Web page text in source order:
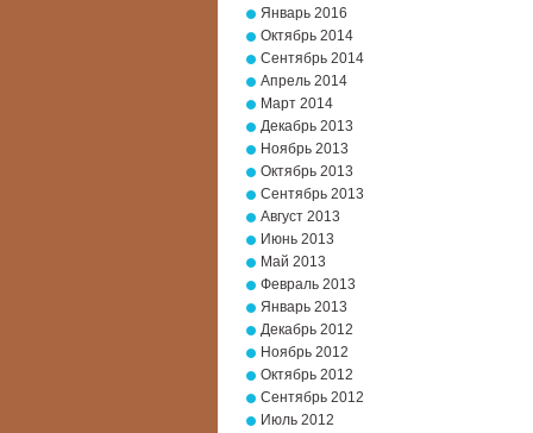
Январь 2016
Октябрь 2014
Сентябрь 2014
Апрель 2014
Март 2014
Декабрь 2013
Ноябрь 2013
Октябрь 2013
Сентябрь 2013
Август 2013
Июнь 2013
Май 2013
Февраль 2013
Январь 2013
Декабрь 2012
Ноябрь 2012
Октябрь 2012
Сентябрь 2012
Июль 2012